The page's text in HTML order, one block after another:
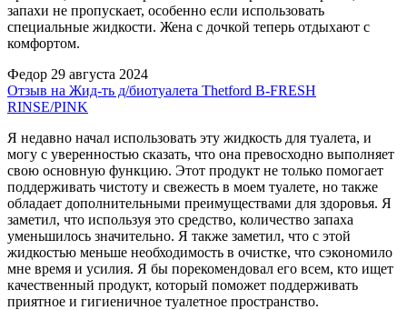
запахи не пропускает, особенно если использовать
специальные жидкости. Жена с дочкой теперь отдыхают с
комфортом.
Федор 29 августа 2024
Отзыв на Жид-ть д/биотуалета Thetford B-FRESH
RINSE/PINK
Я недавно начал использовать эту жидкость для туалета, и
могу с уверенностью сказать, что она превосходно выполняет
свою основную функцию. Этот продукт не только помогает
поддерживать чистоту и свежесть в моем туалете, но также
обладает дополнительными преимуществами для здоровья. Я
заметил, что используя это средство, количество запаха
уменьшилось значительно. Я также заметил, что с этой
жидкостью меньше необходимость в очистке, что сэкономило
мне время и усилия. Я бы порекомендовал его всем, кто ищет
качественный продукт, который поможет поддерживать
приятное и гигиеничное туалетное пространство.